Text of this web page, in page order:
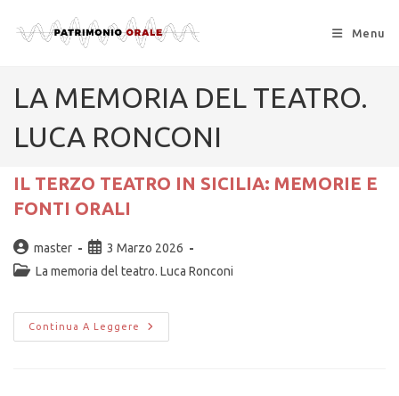
Menu
LA MEMORIA DEL TEATRO.
LUCA RONCONI
IL TERZO TEATRO IN SICILIA: MEMORIE E
FONTI ORALI
master
3 Marzo 2026
La memoria del teatro. Luca Ronconi
Continua A Leggere